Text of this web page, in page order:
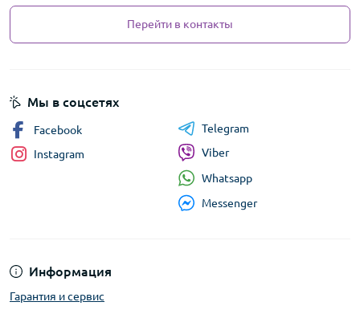
Перейти в контакты
Информация
Гарантия и сервис
Мы в соцсетях
Facebook
Instagram
Telegram
Viber
Whatsapp
Messenger